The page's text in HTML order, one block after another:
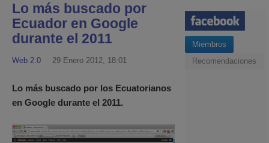
Lo más buscado por
Ecuador en Google
durante el 2011
Web 2.0 29 Enero 2012, 18:01
Lo más buscado por los Ecuatorianos
en Google durante el 2011.
Miembros
Recomendaciones